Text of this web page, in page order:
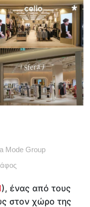
Mode Group
), ένας από τους
στον χώρο της